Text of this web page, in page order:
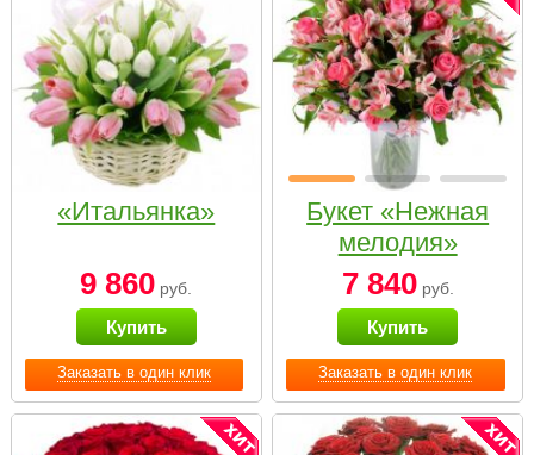
Заказать в один клик
«Итальянка»
9 860 руб.
Купить
Заказать в один клик
Букет «Нежная
мелодия»
7 840руб.
Купить